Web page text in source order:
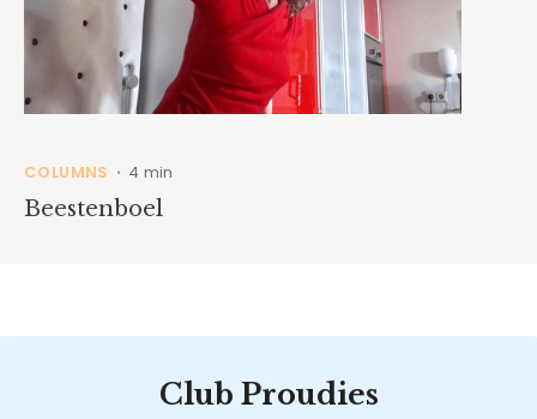
COLUMNS • 4 min
Beestenboel
Club Proudies